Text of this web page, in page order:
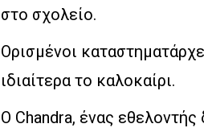
στο σχολείο.
Ορισμένοι
ιδιαίτερα το καλοκαίρι.
Ο Chandra, ένας